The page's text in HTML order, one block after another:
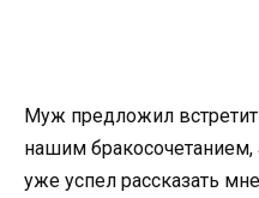
Муж предложил
нашим бракосочетанием,
уже успел рассказать